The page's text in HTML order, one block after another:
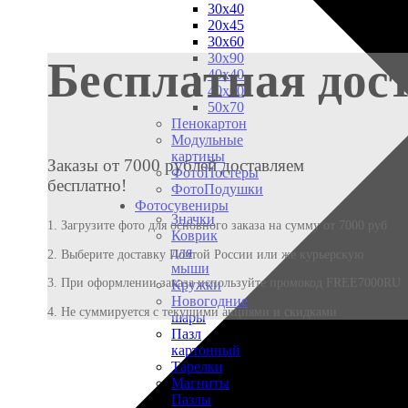
30х40
20х45
30х60
30х90
40х40
40х60
50х70
Пенокартон
Модульные
картины
ФотоПостеры
ФотоПодушки
Фотоcувениры
Значки
Коврик
для
мыши
Кружки
Новогодние
шары
Пазл
картонный
Тарелки
Магниты
Пазлы
Бесплатная
Заказы от 7000 рублей доставляем
бесплатно!
1. Загрузите фото для основного заказа на сумму от 7000 руб
2. Выберите доставку Почтой России или же курьерскую
3. При оформлении заказа используйте промокод FREE7000RU
4. Не суммируется с текущими акциями и скидками